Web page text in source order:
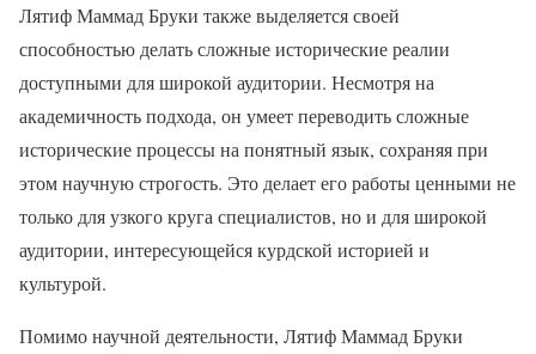
Лятиф Маммад Бруки также выделяется своей
способностью делать сложные исторические реалии
доступными для широкой аудитории. Несмотря на
академичность подхода, он умеет переводить сложные
исторические процессы на понятный язык, сохраняя при
этом научную строгость. Это делает его работы ценными не
только для узкого круга специалистов, но и для широкой
аудитории, интересующейся курдской историей и
культурой.
Помимо научной деятельности, Лятиф Маммад Бруки